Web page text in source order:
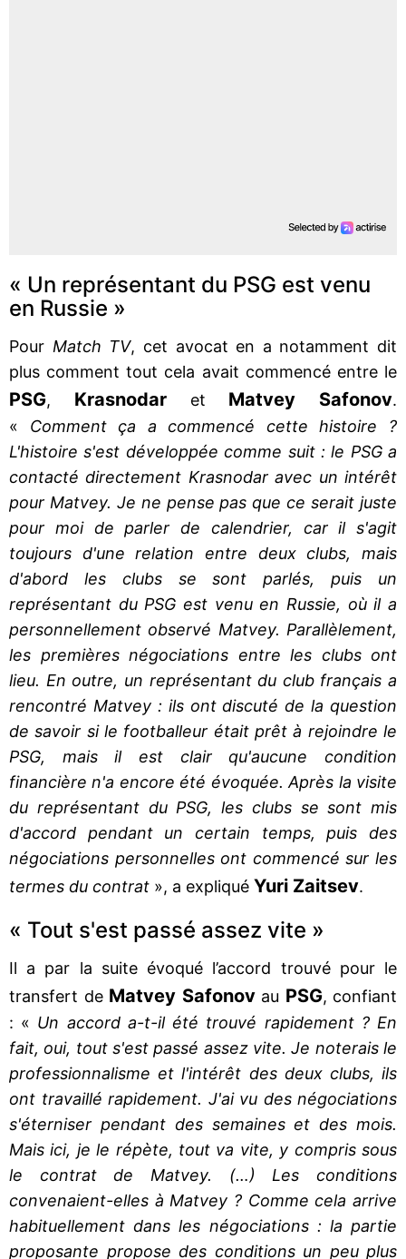
« Un représentant du PSG est venu
en Russie »
Pour Match TV, cet avocat en a notamment dit
plus comment tout cela avait commencé entre le
PSG, Krasnodaret Matvey Safonov.
« Comment ça a commencé cette histoire ?
L'histoire s'est développée comme suit : le PSG a
contacté directement Krasnodar avec un intérêt
pour Matvey. Je ne pense pas que ce serait juste
pour moi de parler de calendrier, car il s'agit
toujours d'une relation entre deux clubs, mais
d'abord les clubs se sont parlés, puis un
représentant du PSG est venu en Russie, où il a
personnellement observé Matvey. Parallèlement,
les premières négociations entre les clubs ont
lieu. En outre, un représentant du club français a
rencontré Matvey : ils ont discuté de la question
de savoir si le footballeur était prêt à rejoindre le
PSG, mais il est clair qu'aucune condition
financière n'a encore été évoquée. Après la visite
du représentant du PSG, les clubs se sont mis
d'accord pendant un certain temps, puis des
négociations personnelles ont commencé sur les
termes du contrat », a expliqué Yuri Zaitsev.
« Tout s'est passé assez vite »
Il a par la suite évoqué l’accord trouvé pour le
transfert de Matvey Safonovau PSG, confiant
: « Un accord a-t-il été trouvé rapidement ? En
fait, oui, tout s'est passé assez vite. Je noterais le
professionnalisme et l'intérêt des deux clubs, ils
ont travaillé rapidement. J'ai vu des négociations
s'éterniser pendant des semaines et des mois.
Mais ici, je le répète, tout va vite, y compris sous
le contrat de Matvey. (…) Les conditions
convenaient-elles à Matvey ? Comme cela arrive
habituellement dans les négociations : la partie
proposante propose des conditions un peu plus